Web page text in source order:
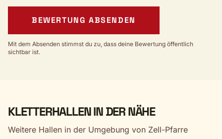
BEWERTUNG ABSENDEN
Mit dem Absenden stimmst du zu, dass deine Bewertung öffentlich
sichtbar ist.
KLETTERHALLEN IN DER NÄHE
Weitere Hallen in der Umgebung von Zell-Pfarre